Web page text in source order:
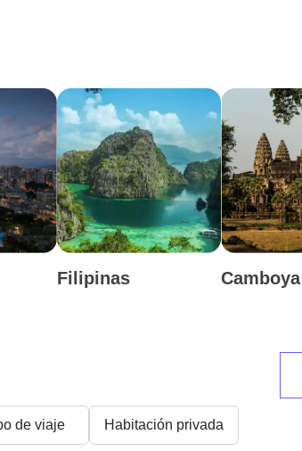
Filipinas Camboya
de viaje Habitación privada